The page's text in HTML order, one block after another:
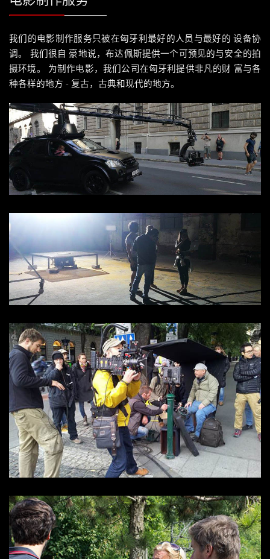
我们的电影制作服务只被在匈牙利最好的人员与最好的 设备协
调。 我们很自 豪地说，布达佩斯提供一个可预见的与安全的拍
摄环境。 为制作电影，我们公司在匈牙利提供非凡的财 富与各
种各样的地方 - 复古，古典和现代的地方。